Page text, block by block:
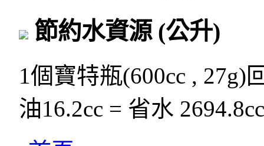
節約水資源 (公升)
1個寶特瓶(600cc , 27g)
油16.2cc = 省水